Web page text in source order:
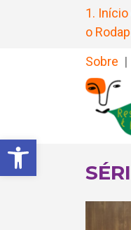
Barra de
1.
o
Sobre |